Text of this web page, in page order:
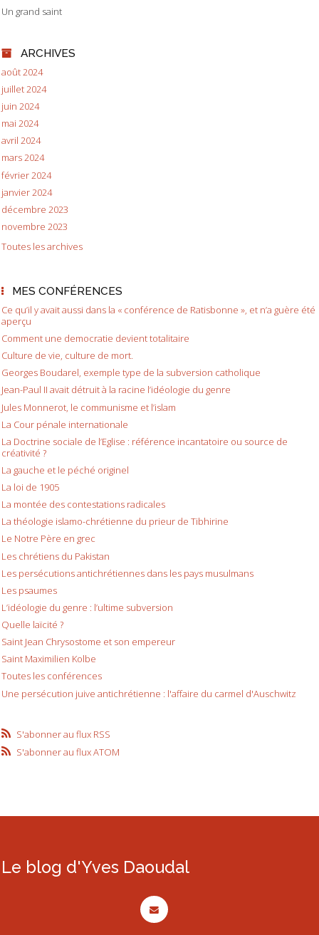
Un grand saint
ARCHIVES
août 2024
juillet 2024
juin 2024
mai 2024
avril 2024
mars 2024
février 2024
janvier 2024
décembre 2023
novembre 2023
Toutes les archives
MES CONFÉRENCES
Ce qu’il y avait aussi dans la « conférence de Ratisbonne », et n’a guère été
aperçu
Comment une democratie devient totalitaire
Culture de vie, culture de mort.
Georges Boudarel, exemple type de la subversion catholique
Jean-Paul II avait détruit à la racine l’idéologie du genre
Jules Monnerot, le communisme et l’islam
La Cour pénale internationale
La Doctrine sociale de l’Eglise : référence incantatoire ou source de
créativité ?
La gauche et le péché originel
La loi de 1905
La montée des contestations radicales
La théologie islamo-chrétienne du prieur de Tibhirine
Le Notre Père en grec
Les chrétiens du Pakistan
Les persécutions antichrétiennes dans les pays musulmans
Les psaumes
L’idéologie du genre : l’ultime subversion
Quelle laïcité ?
Saint Jean Chrysostome et son empereur
Saint Maximilien Kolbe
Toutes les conférences
Une persécution juive antichrétienne : l'affaire du carmel d'Auschwitz
S'abonner au flux RSS
S'abonner au flux ATOM
Le blog d'Yves Daoudal